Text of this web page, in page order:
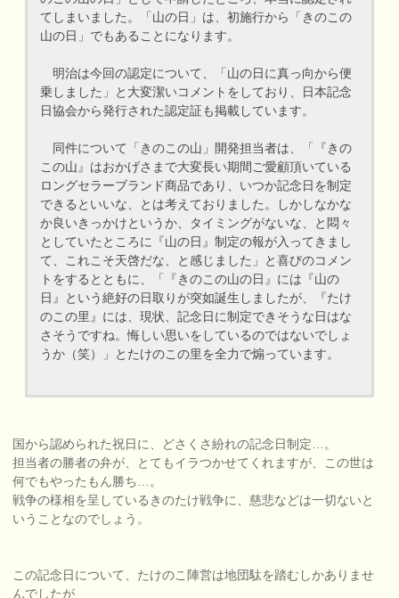
てしまいました。「山の日」は、初施行から「きのこの
山の日」でもあることになります。
明治は今回の認定について、「山の日に真っ向から便
乗しました」と大変潔いコメントをしており、日本記念
日協会から発行された認定証も掲載しています。
同件について「きのこの山」開発担当者は、「『きの
この山』はおかげさまで大変長い期間ご愛顧頂いている
ロングセラーブランド商品であり、いつか記念日を制定
できるといいな、とは考えておりました。しかしなかな
か良いきっかけというか、タイミングがないな、と悶々
としていたところに『山の日』制定の報が入ってきまし
て、これこそ天啓だな、と感じました」と喜びのコメン
トをするとともに、「『きのこの山の日』には『山の
日』という絶好の日取りが突如誕生しましたが、『たけ
のこの里』には、現状、記念日に制定できそうな日はな
さそうですね。悔しい思いをしているのではないでしょ
うか（笑）」とたけのこの里を全力で煽っています。
国から認められた祝日に、どさくさ紛れの記念日制定…。
担当者の勝者の弁が、とてもイラつかせてくれますが、この世は
何でもやったもん勝ち…。
戦争の様相を呈しているきのたけ戦争に、慈悲などは一切ないと
いうことなのでしょう。
この記念日について、たけのこ陣営は地団駄を踏むしかありませ
んでしたが